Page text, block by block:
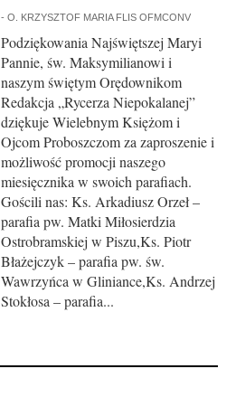
-O. KRZYSZTOF MARIA FLIS OFMCONV
Podziękowania Najświętszej Maryi
Pannie, św. Maksymilianowi i
naszym świętym Orędownikom
Redakcja „Rycerza Niepokalanej”
dziękuje Wielebnym Księżom i
Ojcom Proboszczom za zaproszenie i
możliwość promocji naszego
miesięcznika w swoich parafiach.
Gościli nas: Ks. Arkadiusz Orzeł –
parafia pw. Matki Miłosierdzia
Ostrobramskiej w Piszu,Ks. Piotr
Błażejczyk – parafia pw. św.
Wawrzyńca w Gliniance,Ks. Andrzej
Stokłosa – parafia...